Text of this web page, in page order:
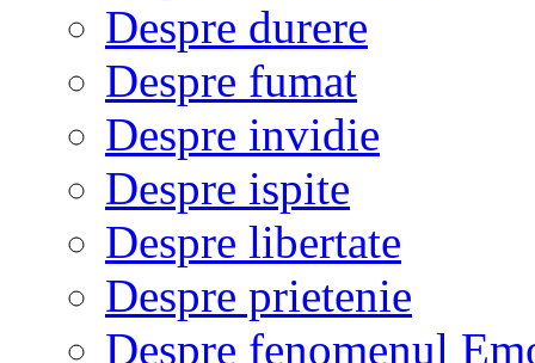
Despre durere
Despre fumat
Despre invidie
Despre ispite
Despre libertate
Despre prietenie
Despre fenomenul